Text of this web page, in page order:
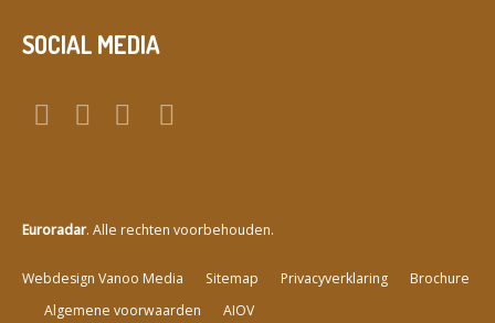
SOCIAL MEDIA
Euroradar. Alle rechten voorbehouden.
Webdesign Vanoo Media Sitemap Privacyverklaring
Brochure
Algemene voorwaarden
AIOV